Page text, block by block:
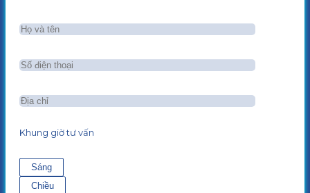
Khung giờ tư vấn
Sáng
Chiều